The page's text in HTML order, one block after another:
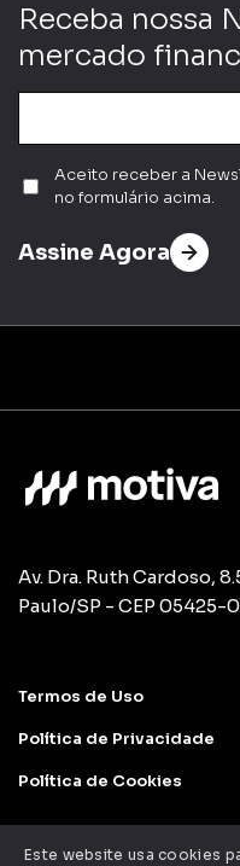
Receba nossa
mercado
Aceito receber a
no formulário acima.
Assine Agora
Av. Dra. Ruth Cardoso,
Paulo/SP - CEP 05425-
Termos de Uso
Política de Privacidade
Política de Cookies
Este website usa cookies